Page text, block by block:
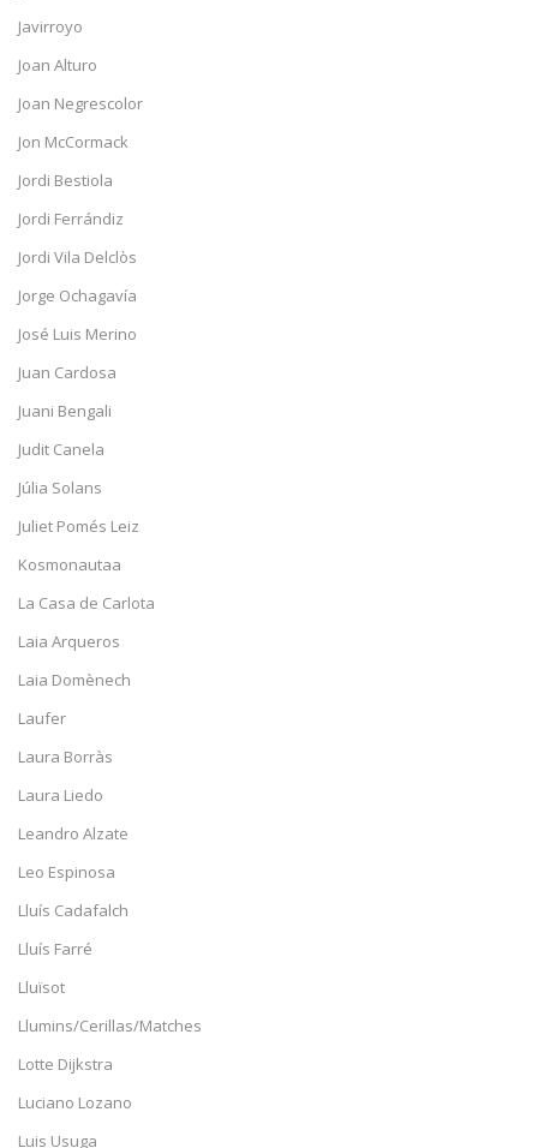
Javirroyo
Joan Alturo
Joan Negrescolor
Jon McCormack
Jordi Bestiola
Jordi Ferrándiz
Jordi Vila Delclòs
Jorge Ochagavía
José Luis Merino
Juan Cardosa
Juani Bengali
Judit Canela
Júlia Solans
Juliet Pomés Leiz
Kosmonautaa
La Casa de Carlota
Laia Arqueros
Laia Domènech
Laufer
Laura Borràs
Laura Liedo
Leandro Alzate
Leo Espinosa
Lluís Cadafalch
Lluís Farré
Lluïsot
Llumins/Cerillas/Matches
Lotte Dijkstra
Luciano Lozano
Luis Usuga